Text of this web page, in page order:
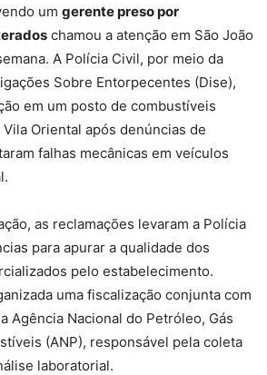
um gerente preso por
chamou a atenção em São João
A Polícia Civil, por meio da
Sobre Entorpecentes (Dise),
em um posto de combustíveis
Oriental após denúncias de
falhas mecânicas em veículos
as reclamações levaram a Polícia
para apurar a qualidade dos
pelo estabelecimento.
uma fiscalização conjunta com
Agência Nacional do Petróleo, Gás
(ANP), responsável pela coleta
laboratorial.